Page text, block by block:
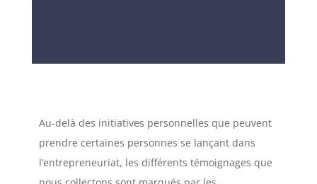
Au-delà des initiatives personnelles que peuvent
prendre certaines personnes se lançant dans
l’entrepreneuriat, les différents témoignages que